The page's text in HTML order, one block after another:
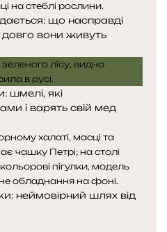
що насправді
довго вони живуть
шмелі, які
і варять свій мед
неймовірний шлях від